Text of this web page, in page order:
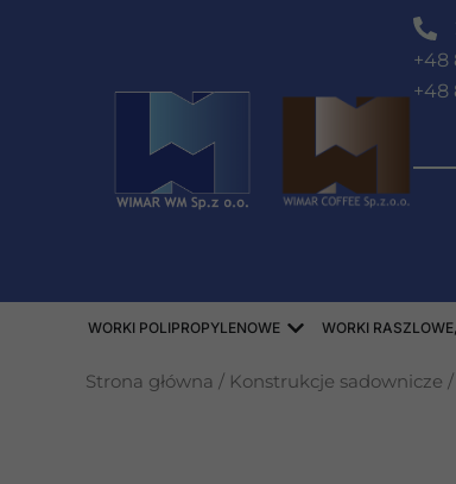
+48
+48
WORKI POLIPROPYLENOWE Open WORKI
WORKI
Strona główna / Konstrukcje sadownicze /